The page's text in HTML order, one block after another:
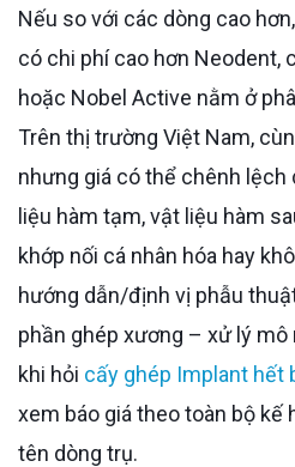
Nếu so với các dòng cao hơn, Straumann SLA thường
có chi phí cao hơn Neodent,
hoặc Nobel Active nằm ở
Trên thị trường Việt Nam,
nhưng giá có thể chênh lệch
liệu hàm tạm, vật liệu hàm
khớp nối cá nhân hóa hay
hướng dẫn/định vị phẫu
phần ghép xương – xử lý mô
khi hỏi cấy ghép Implant hết
xem báo giá theo toàn bộ kế
tên dòng trụ.